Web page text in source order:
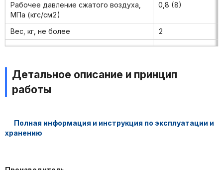
Рабочее давление сжатого воздуха,
МПа (кгс/см2)
0,8 (8)
Вес, кг, не более 2
Детальное описание и принцип
работы
Полная информация и инструкция по эксплуатации и
хранению